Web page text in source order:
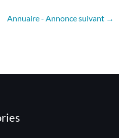
Annuaire - Annonce suivant →